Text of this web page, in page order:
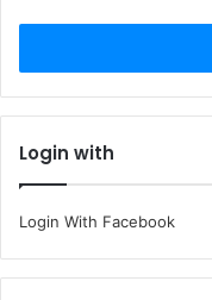
Login with
Login With Facebook